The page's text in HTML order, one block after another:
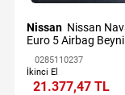
Nissan
Euro 5 Airbag Beyni
0285110237
İkinci El
21.377,47 TL